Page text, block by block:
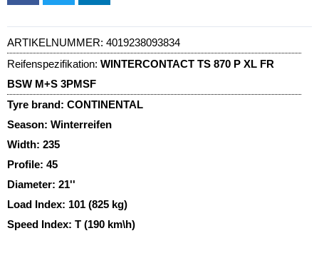
ARTIKELNUMMER: 4019238093834
Reifenspezifikation: WINTERCONTACT TS 870 P XL FR
BSW M+S 3PMSF
Tyre brand: CONTINENTAL
Season: Winterreifen
Width: 235
Profile: 45
Diameter: 21''
Load Index: 101 (825 kg)
Speed Index: T (190 km\h)